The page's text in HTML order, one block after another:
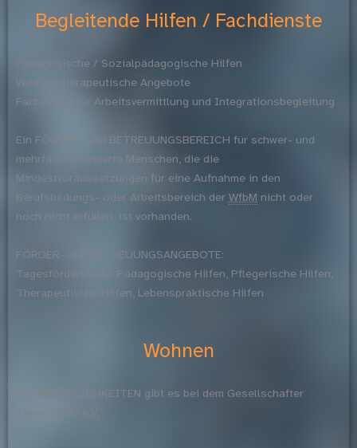
Begleitende Hilfen / Fachdienste
Pädagogische / Sozialpädagogische Hilfen
Weitere therapeutische Angebote
Fachdienst für Arbeitsvermittlung und Integrationsbegleitung
Ein FÖRDER- und BETREUUNGSBEREICH für schwer- und
mehrfach behinderte Menschen, die die
Mindestvoraussetzungen für eine Aufnahme in den
Berufsbildungs- oder Arbeitsbereich der WfbM nicht oder
noch nicht erfüllen, ist vorhanden.
FÖRDER- und BETREUUNGSANGEBOTE:
Tagesförderstätte, Pädagogische Hilfen, Pflegerische Hilfen,
Therapeutische Hilfen, Lebenspraktische Hilfen
Wohnen
WOHNMÖGLICHKEITEN gibt es bei dem Gesellschafter
e.V.